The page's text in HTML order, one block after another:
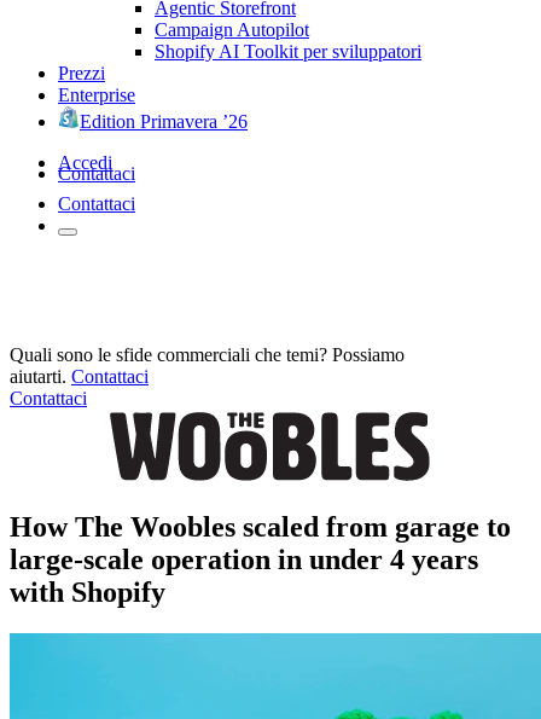
Agentic Storefront
Campaign Autopilot
Shopify AI Toolkit per sviluppatori
Prezzi
Enterprise
Edition Primavera ’26
Accedi
Contattaci
Contattaci
Quali sono le sfide commerciali che temi? Possiamo
aiutarti. Contattaci
Contattaci
How The Woobles scaled from garage to
large-scale operation in under 4 years
with Shopify